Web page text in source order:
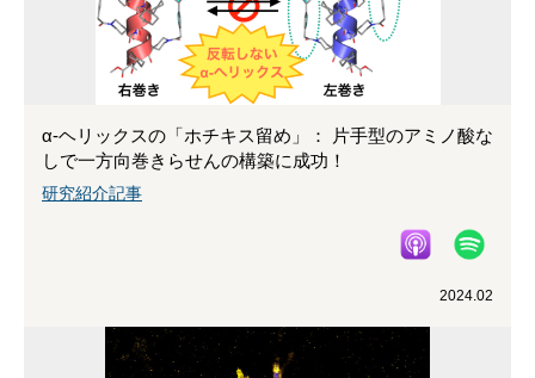
α-ヘリックスの「ホチキス留め」： 片手型のアミノ酸な
しで一方向巻きらせんの構築に成功！
研究紹介記事
2024.02